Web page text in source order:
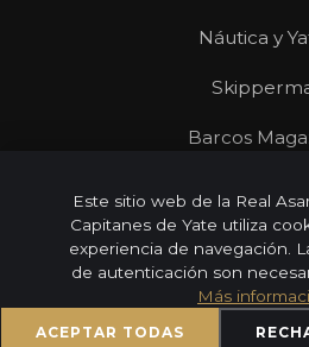
Náutica y
Barcos
© 2026 Real Asamblea
Todos los derechos
Este sitio web de la Real
Capitanes de Yate utiliza
experiencia de navegación.
de autenticación son
Más
ACEPTAR TODAS